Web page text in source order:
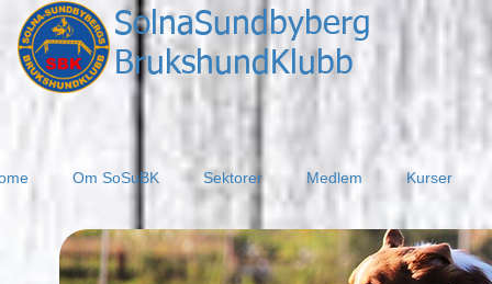
SolnaSundbyberg​
BrukshundKlubb
Om SoSuBK Sektorer Medlem Kurser